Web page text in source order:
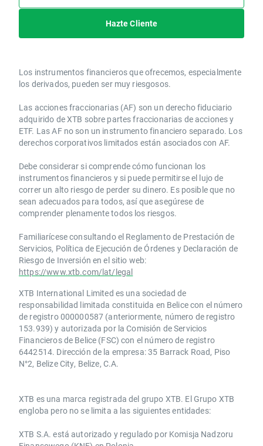
Hazte Cliente
Los instrumentos financieros que ofrecemos, especialmente
los derivados, pueden ser muy riesgosos.
Las acciones fraccionarias (AF) son un derecho fiduciario
adquirido de XTB sobre partes fraccionarias de acciones y
ETF. Las AF no son un instrumento financiero separado. Los
derechos corporativos limitados están asociados con AF.
Debe considerar si comprende cómo funcionan los
instrumentos financieros y si puede permitirse el lujo de
correr un alto riesgo de perder su dinero. Es posible que no
sean adecuados para todos, así que asegúrese de
comprender plenamente todos los riesgos.
Familiarícese consultando el Reglamento de Prestación de
Servicios, Política de Ejecución de Órdenes y Declaración de
Riesgo de Inversión en el sitio web:
https://www.xtb.com/lat/legal
XTB International Limited es una sociedad de
responsabilidad limitada constituida en Belice con el número
de registro 000000587 (anteriormente, número de registro
153.939) y autorizada por la Comisión de Servicios
Financieros de Belice (FSC) con el número de registro
6442514. Dirección de la empresa: 35 Barrack Road, Piso
N°2, Belize City, Belize, C.A.
​​XTB es una marca registrada del grupo XTB. El Grupo XTB
engloba pero no se limita a las siguientes entidades:
XTB S.A.​ está autorizado y regulado por Komisja Nadzoru